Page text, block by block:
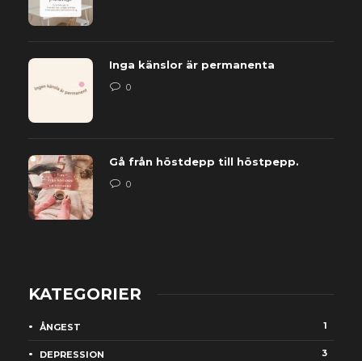
Inga känslor är permanenta
0
Gå från höstdepp till höstpepp.
0
KATEGORIER
ÅNGEST 1
DEPRESSION 3